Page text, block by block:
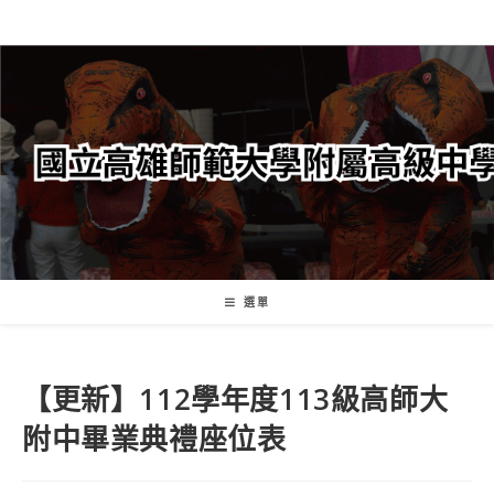
轉
要
內
容
選單
【更新】112學年度113級高師大
附中畢業典禮座位表